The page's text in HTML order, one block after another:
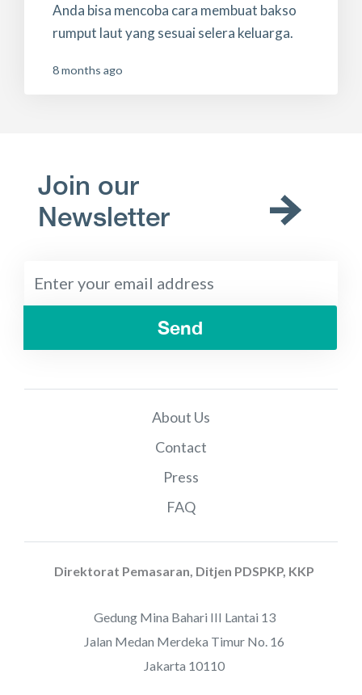
Anda bisa mencoba cara membuat bakso
rumput laut yang sesuai selera keluarga.
8 months ago
Join our
Newsletter
Send
About Us
Contact
Press
FAQ
Direktorat Pemasaran, Ditjen PDSPKP, KKP
Gedung Mina Bahari III Lantai 13
Jalan Medan Merdeka Timur No. 16
Jakarta 10110